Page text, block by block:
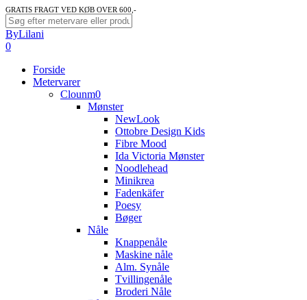
Skip
to
main
content
GRATIS FRAGT VED KØB OVER 600,-
Close
Search
ByLilani
search
account
0
Forside
Metervarer
Clounm0
Mønster
NewLook
Ottobre Design Kids
Fibre Mood
Ida Victoria Mønster
Noodlehead
Minikrea
Fadenkäfer
Poesy
Bøger
Nåle
Knappenåle
Maskine nåle
Alm. Synåle
Tvillingenåle
Broderi Nåle